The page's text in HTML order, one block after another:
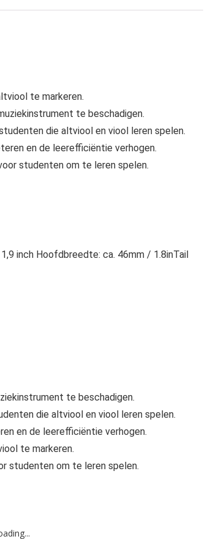
te markeren.
te beschadigen.
die altviool en viool leren spelen.
en de leerefficiëntie verhogen.
studenten om te leren spelen.
inch Hoofdbreedte: ca. 46mm / 1.8inTail
te beschadigen.
die altviool en viool leren spelen.
en de leerefficiëntie verhogen.
te markeren.
studenten om te leren spelen.